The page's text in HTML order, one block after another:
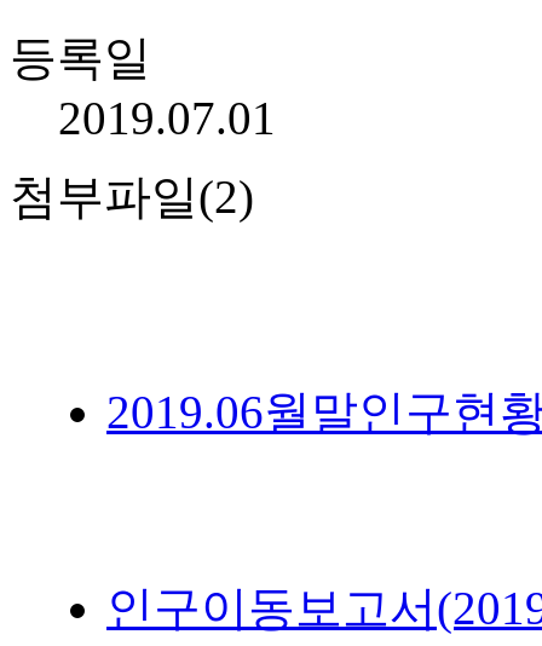
등록일
2019.07.01
첨부파일(2)
2019.06월말인구현
인구이동보고서